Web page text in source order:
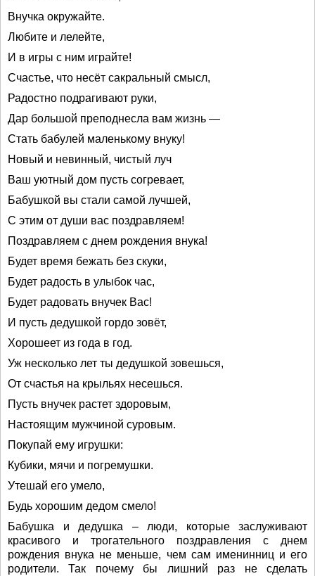
Внучка окружайте.
Любите и лелейте,
И в игры с ним играйте!
Счастье, что несёт сакральный смысл,
Радостно подрагивают руки,
Дар большой преподнесла вам жизнь —
Стать бабулей маленькому внуку!
Новый и невинный, чистый луч
Ваш уютный дом пусть согревает,
Бабушкой вы стали самой лучшей,
С этим от души вас поздравляем!
Поздравляем с днем рождения внука!
Будет время бежать без скуки,
Будет радость в улыбок час,
Будет радовать внучек Вас!
И пусть дедушкой гордо зовёт,
Хорошеет из года в год.
Уж несколько лет ты дедушкой зовешься,
От счастья на крыльях несешься.
Пусть внучек растет здоровым,
Настоящим мужчиной суровым.
Покупай ему игрушки:
Кубики, мячи и погремушки.
Утешай его умело,
Будь хорошим дедом смело!
Бабушка и дедушка – люди, которые заслуживают
красивого и трогательного поздравления с днем
рождения внука не меньше, чем сам именинниц и его
родители. Так почему бы лишний раз не сделать